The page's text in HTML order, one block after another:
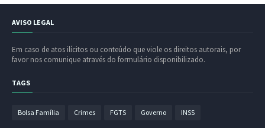
AVISO LEGAL
Em caso de atos ilícitos ou conteúdo que viole os direitos autorais, por
favor nos comunique através do formulário disponibilizado.
TAGS
Bolsa Família Crimes FGTS Governo INSS